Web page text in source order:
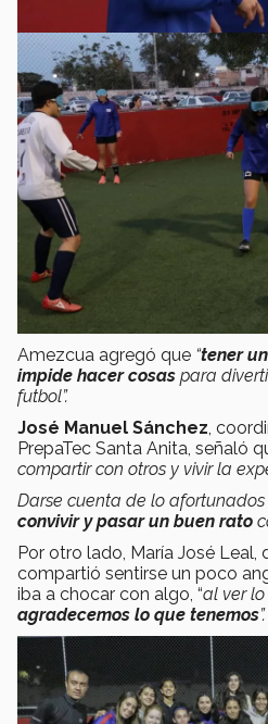
Amezcua agregó que “tener
impide hacer cosas para
futbol”.
José Manuel Sánchez,
PrepaTec Santa Anita, señaló
compartir con otros y vivir la
Darse cuenta de lo afortunados
convivir y pasar un buen rato
Por otro lado, María José Leal,
compartió sentirse un poco
iba a chocar con algo, “al ver lo
agradecemos lo que tenemos”.